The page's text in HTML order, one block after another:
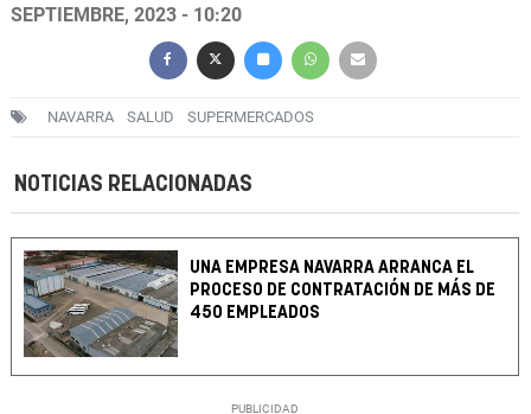
SEPTIEMBRE, 2023 - 10:20
NAVARRA SALUD SUPERMERCADOS
NOTICIAS RELACIONADAS
UNA EMPRESA NAVARRA ARRANCA EL
PROCESO DE CONTRATACIÓN DE MÁS DE
450 EMPLEADOS